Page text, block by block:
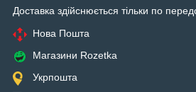
Доставка здійснюється тільки по
Нова Пошта
Магазини Rozetka
Укрпошта